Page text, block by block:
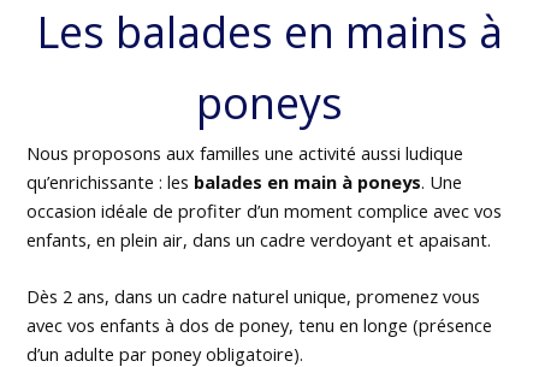
Les balades en mains à
poneys
Nous proposons aux familles une activité aussi ludique
qu’enrichissante : les balades en main à poneys. Une
occasion idéale de profiter d’un moment complice avec vos
enfants, en plein air, dans un cadre verdoyant et apaisant.
Dès 2 ans, dans un cadre naturel unique, promenez vous
avec vos enfants à dos de poney, tenu en longe (présence
d’un adulte par poney obligatoire).